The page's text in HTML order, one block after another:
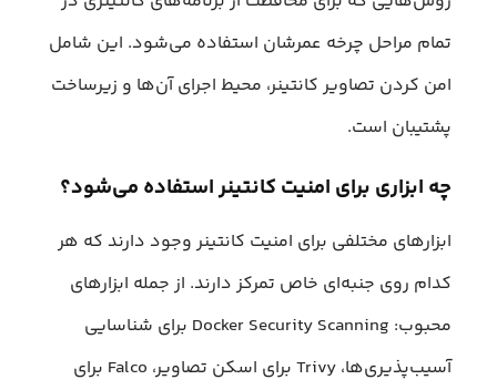
تمام مراحل چرخه عمرشان استفاده می‌شود. این شامل
امن کردن تصاویر کانتینر، محیط اجرای آن‌ها و زیرساخت
پشتیبان است.
چه ابزاری برای امنیت کانتینر استفاده می‌شود؟
ابزارهای مختلفی برای امنیت کانتینر وجود دارند که هر
کدام روی جنبه‌ای خاص تمرکز دارند. از جمله ابزارهای
محبوب: Docker Security Scanning برای شناسایی
آسیب‌پذیری‌ها، Trivy برای اسکن تصاویر، Falco برای